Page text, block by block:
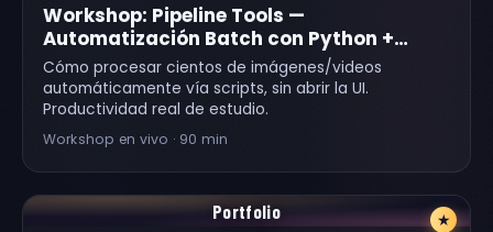
Workshop: Pipeline Tools —
Automatización Batch con Python +
ComfyUI API
Cómo procesar cientos de imágenes/videos
automáticamente vía scripts, sin abrir la UI.
Productividad real de estudio.
Workshop en vivo · 90 min
★
Portfolio